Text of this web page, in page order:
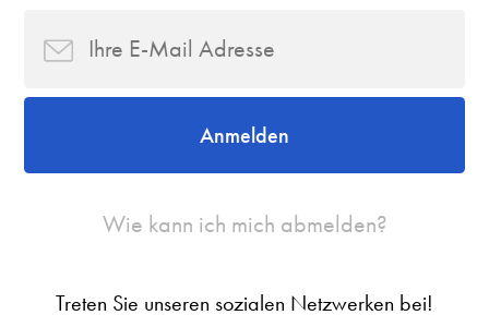
Anmelden
Wie kann ich mich abmelden?
Treten Sie unseren sozialen Netzwerken bei!